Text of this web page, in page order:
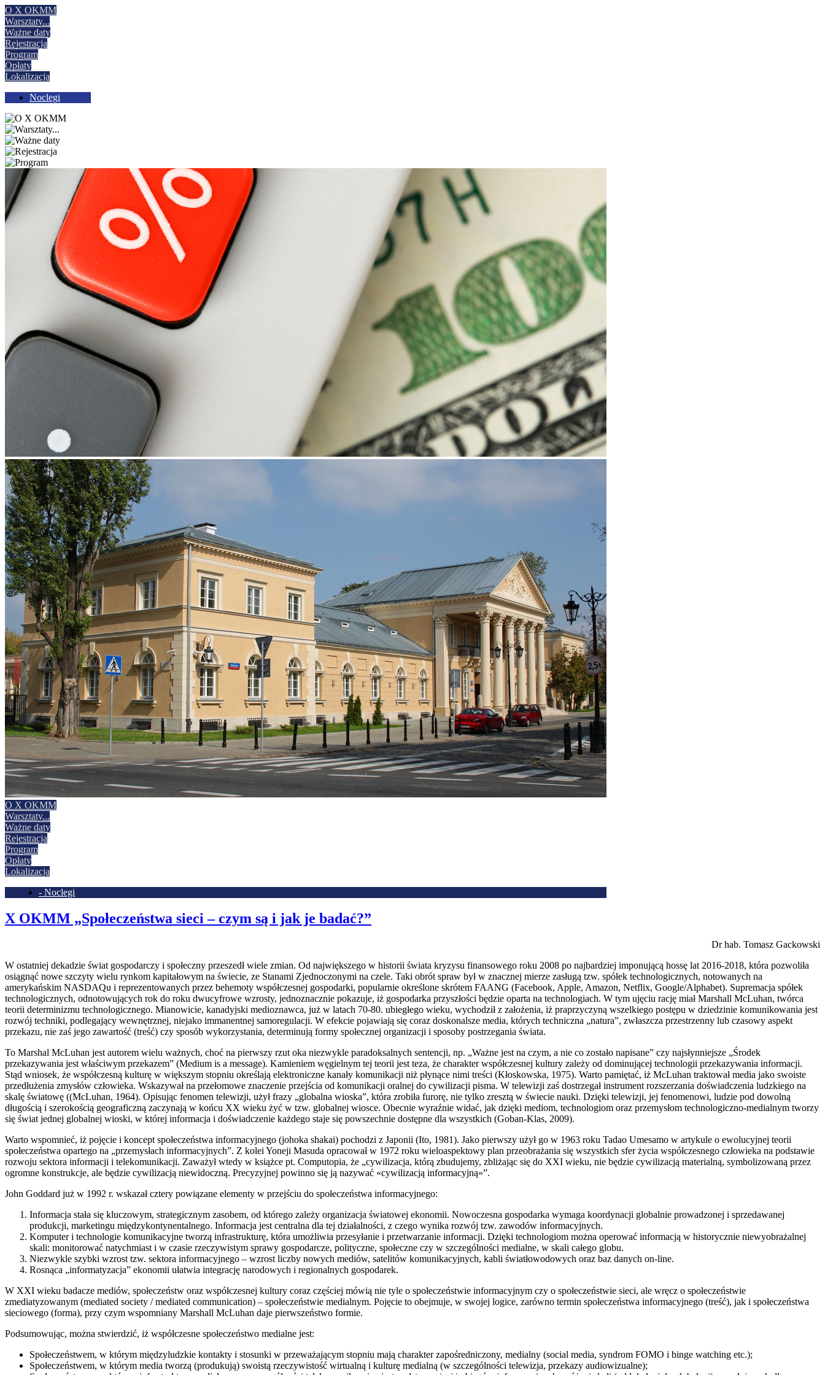
O X OKMM
Warsztaty...
Ważne daty
Rejestracja
Program
Opłaty
Lokalizacja
Noclegi
O X OKMM
Warsztaty...
Ważne daty
Rejestracja
Program
Opłaty
Lokalizacja
- Noclegi
X OKMM „Społeczeństwa sieci – czym są i jak je badać?”
Dr hab. Tomasz Gackowski
W ostatniej dekadzie świat gospodarczy i społeczny przeszedł wiele zmian. Od największego w historii świata kryzysu finansowego roku 2008 po najbardziej imponującą hossę lat 2016-2018, która pozwoliła
osiągnąć nowe szczyty wielu rynkom kapitałowym na świecie, ze Stanami Zjednoczonymi na czele. Taki obrót spraw był w znacznej mierze zasługą tzw. spółek technologicznych, notowanych na
amerykańskim NASDAQu i reprezentowanych przez behemoty współczesnej gospodarki, popularnie określone skrótem FAANG (Facebook, Apple, Amazon, Netflix, Google/Alphabet). Supremacja spółek
technologicznych, odnotowujących rok do roku dwucyfrowe wzrosty, jednoznacznie pokazuje, iż gospodarka przyszłości będzie oparta na technologiach. W tym ujęciu rację miał Marshall McLuhan, twórca
teorii determinizmu technologicznego. Mianowicie, kanadyjski medioznawca, już w latach 70-80. ubiegłego wieku, wychodził z założenia, iż praprzyczyną wszelkiego postępu w dziedzinie komunikowania jest
rozwój techniki, podlegający wewnętrznej, niejako immanentnej samoregulacji. W efekcie pojawiają się coraz doskonalsze media, których techniczna „natura”, zwłaszcza przestrzenny lub czasowy aspekt
przekazu, nie zaś jego zawartość (treść) czy sposób wykorzystania, determinują formy społecznej organizacji i sposoby postrzegania świata.
To Marshal McLuhan jest autorem wielu ważnych, choć na pierwszy rzut oka niezwykle paradoksalnych sentencji, np. „Ważne jest na czym, a nie co zostało napisane” czy najsłynniejsze „Środek
przekazywania jest właściwym przekazem” (Medium is a message). Kamieniem węgielnym tej teorii jest teza, że charakter współczesnej kultury zależy od dominującej technologii przekazywania informacji.
Stąd wniosek, że współczesną kulturę w większym stopniu określają elektroniczne kanały komunikacji niż płynące nimi treści (Kłoskowska, 1975). Warto pamiętać, iż McLuhan traktował media jako swoiste
przedłużenia zmysłów człowieka. Wskazywał na przełomowe znaczenie przejścia od komunikacji oralnej do cywilizacji pisma. W telewizji zaś dostrzegał instrument rozszerzania doświadczenia ludzkiego na
skalę światowę ((McLuhan, 1964). Opisując fenomen telewizji, użył frazy „globalna wioska”, która zrobiła furorę, nie tylko zresztą w świecie nauki. Dzięki telewizji, jej fenomenowi, ludzie pod dowolną
długością i szerokością geograficzną zaczynają w końcu XX wieku żyć w tzw. globalnej wiosce. Obecnie wyraźnie widać, jak dzięki mediom, technologiom oraz przemysłom technologiczno-medialnym tworzy
się świat jednej globalnej wioski, w której informacja i doświadczenie każdego staje się powszechnie dostępne dla wszystkich (Goban-Klas, 2009).
Warto wspomnieć, iż pojęcie i koncept społeczeństwa informacyjnego (johoka shakai) pochodzi z Japonii (Ito, 1981). Jako pierwszy użył go w 1963 roku Tadao Umesamo w artykule o ewolucyjnej teorii
społeczeństwa opartego na „przemysłach informacyjnych”. Z kolei Yoneji Masuda opracował w 1972 roku wieloaspektowy plan przeobrażania się wszystkich sfer życia współczesnego człowieka na podstawie
rozwoju sektora informacji i telekomunikacji. Zaważył wtedy w książce pt. Computopia, że „cywilizacja, którą zbudujemy, zbliżając się do XXI wieku, nie będzie cywilizacją materialną, symbolizowaną przez
ogromne konstrukcje, ale będzie cywilizacją niewidoczną. Precyzyjnej powinno się ją nazywać «cywilizacją informacyjną»”.
John Goddard już w 1992 r. wskazał cztery powiązane elementy w przejściu do społeczeństwa informacyjnego:
Informacja stała się kluczowym, strategicznym zasobem, od którego zależy organizacja światowej ekonomii. Nowoczesna gospodarka wymaga koordynacji globalnie prowadzonej i sprzedawanej
produkcji, marketingu międzykontynentalnego. Informacja jest centralna dla tej działalności, z czego wynika rozwój tzw. zawodów informacyjnych.
Komputer i technologie komunikacyjne tworzą infrastrukturę, która umożliwia przesyłanie i przetwarzanie informacji. Dzięki technologiom można operować informacją w historycznie niewyobrażalnej
skali: monitorować natychmiast i w czasie rzeczywistym sprawy gospodarcze, polityczne, społeczne czy w szczególności medialne, w skali całego globu.
Niezwykle szybki wzrost tzw. sektora informacyjnego – wzrost liczby nowych mediów, satelitów komunikacyjnych, kabli światłowodowych oraz baz danych on-line.
Rosnąca „informatyzacja” ekonomii ułatwia integrację narodowych i regionalnych gospodarek.
W XXI wieku badacze mediów, społeczeństw oraz współczesnej kultury coraz częściej mówią nie tyle o społeczeństwie informacyjnym czy o społeczeństwie sieci, ale wręcz o społeczeństwie
zmediatyzowanym (mediated society / mediated communication) – społeczeństwie medialnym. Pojęcie to obejmuje, w swojej logice, zarówno termin społeczeństwa informacyjnego (treść), jak i społeczeństwa
sieciowego (forma), przy czym wspomniany Marshall McLuhan daje pierwszeństwo formie.
Podsumowując, można stwierdzić, iż współczesne społeczeństwo medialne jest:
Społeczeństwem, w którym międzyludzkie kontakty i stosunki w przeważającym stopniu mają charakter zapośredniczony, medialny (social media, syndrom FOMO i binge watching etc.);
Społeczeństwem, w którym media tworzą (produkują) swoistą rzeczywistość wirtualną i kulturę medialną (w szczególności telewizja, przekazy audiowizualne);